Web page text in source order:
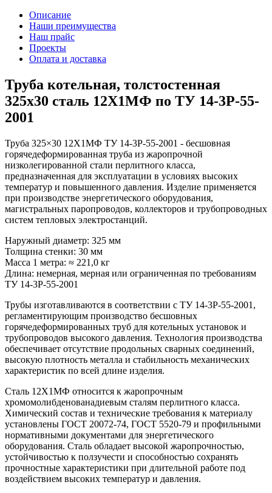
Описание
Наши преимущества
Наш прайс
Проекты
Оплата и доставка
Труба котельная, толстостенная
325х30 сталь 12Х1МФ по ТУ 14-3Р-55-
2001
Труба 325×30 12Х1МФ ТУ 14-3Р-55-2001 - бесшовная
горячедеформированная труба из жаропрочной
низколегированной стали перлитного класса,
предназначенная для эксплуатации в условиях высоких
температур и повышенного давления. Изделие применяется
при производстве энергетического оборудования,
магистральных паропроводов, коллекторов и трубопроводных
систем тепловых электростанций.
Наружный диаметр: 325 мм
Толщина стенки: 30 мм
Масса 1 метра: ≈ 221,0 кг
Длина: немерная, мерная или ограниченная по требованиям
ТУ 14-3Р-55-2001
Трубы изготавливаются в соответствии с ТУ 14-3Р-55-2001,
регламентирующим производство бесшовных
горячедеформированных труб для котельных установок и
трубопроводов высокого давления. Технология производства
обеспечивает отсутствие продольных сварных соединений,
высокую плотность металла и стабильность механических
характеристик по всей длине изделия.
Сталь 12Х1МФ относится к жаропрочным
хромомолибденованадиевым сталям перлитного класса.
Химический состав и технические требования к материалу
установлены ГОСТ 20072-74, ГОСТ 5520-79 и профильными
нормативными документами для энергетического
оборудования. Сталь обладает высокой жаропрочностью,
устойчивостью к ползучести и способностью сохранять
прочностные характеристики при длительной работе под
воздействием высоких температур и давления.